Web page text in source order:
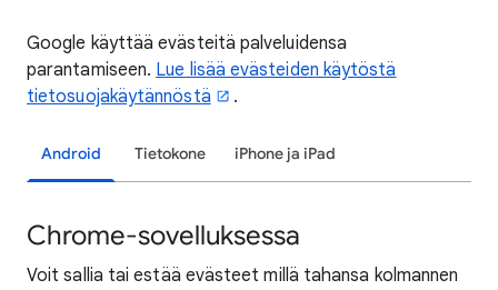
Google käyttää evästeitä palveluidensa
parantamiseen. Lue lisää evästeiden käytöstä
tietosuojakäytännöstä
.
Android Tietokone iPhone ja iPad
Chrome-sovelluksessa
Voit sallia tai estää evästeet millä tahansa kolmannen